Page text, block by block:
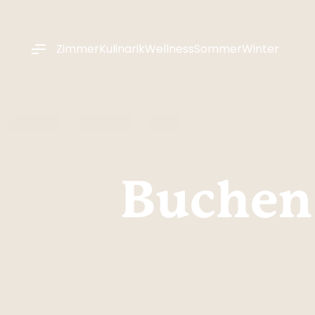
ZimmerKulinarikWellnessSommerWinter
Buchen